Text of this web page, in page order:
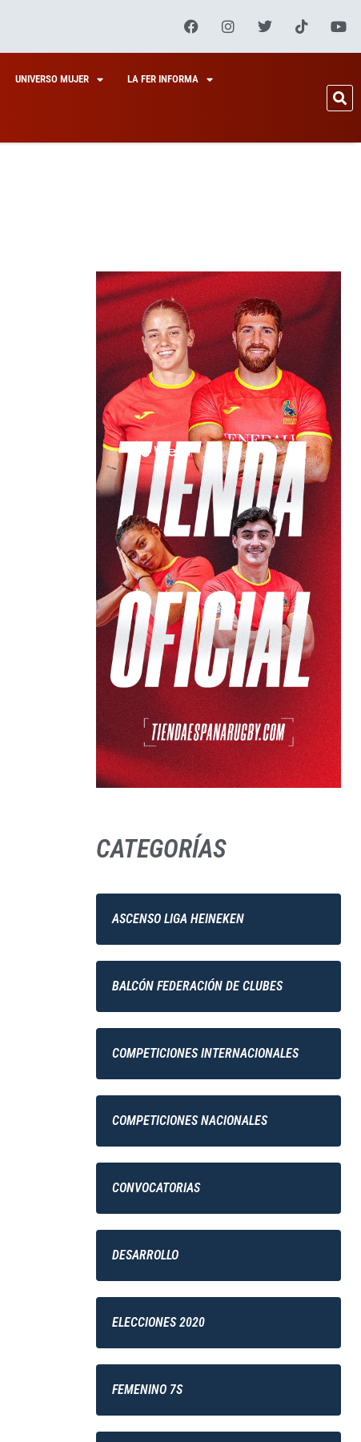
UNIVERSO MUJER LA FER INFORMA
CATEGORÍAS
ASCENSO LIGA HEINEKEN
BALCÓN FEDERACIÓN DE CLUBES
COMPETICIONES INTERNACIONALES
COMPETICIONES NACIONALES
CONVOCATORIAS
DESARROLLO
ELECCIONES 2020
FEMENINO 7S